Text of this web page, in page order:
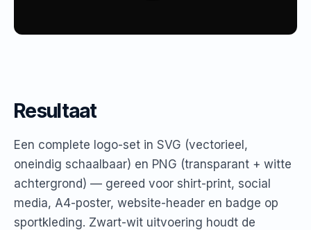
Resultaat
Een complete logo-set in SVG (vectorieel,
oneindig schaalbaar) en PNG (transparant + witte
achtergrond) — gereed voor shirt-print, social
media, A4-poster, website-header en badge op
sportkleding. Zwart-wit uitvoering houdt de